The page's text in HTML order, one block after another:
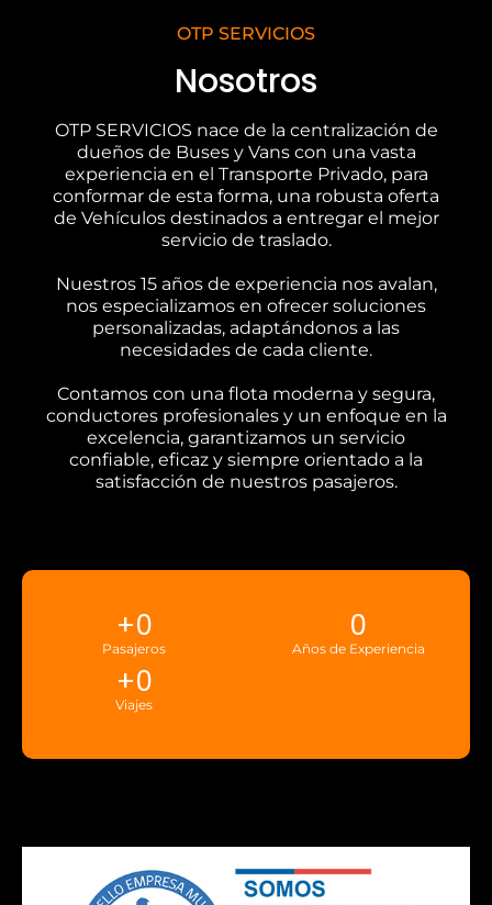
OTP SERVICIOS
Nosotros
OTP SERVICIOS nace de la centralización de
dueños de Buses y Vans con una vasta
experiencia en el Transporte Privado, para
conformar de esta forma, una robusta oferta
de Vehículos destinados a entregar el mejor
servicio de traslado.
Nuestros 15 años de experiencia nos avalan,
nos especializamos en ofrecer soluciones
personalizadas, adaptándonos a las
necesidades de cada cliente.
Contamos con una flota moderna y segura,
conductores profesionales y un enfoque en la
excelencia, garantizamos un servicio
confiable, eficaz y siempre orientado a la
satisfacción de nuestros pasajeros.
Pasajeros
+0
Años de Experiencia
0
Viajes
+0